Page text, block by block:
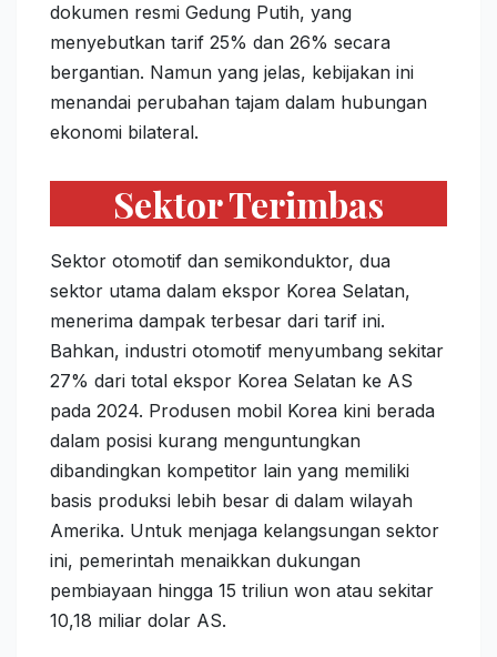
dokumen resmi Gedung Putih, yang
menyebutkan tarif 25% dan 26% secara
bergantian. Namun yang jelas, kebijakan ini
menandai perubahan tajam dalam hubungan
ekonomi bilateral.
Sektor Terimbas
Sektor otomotif dan semikonduktor, dua
sektor utama dalam ekspor Korea Selatan,
menerima dampak terbesar dari tarif ini.
Bahkan, industri otomotif menyumbang sekitar
27% dari total ekspor Korea Selatan ke AS
pada 2024. Produsen mobil Korea kini berada
dalam posisi kurang menguntungkan
dibandingkan kompetitor lain yang memiliki
basis produksi lebih besar di dalam wilayah
Amerika. Untuk menjaga kelangsungan sektor
ini, pemerintah menaikkan dukungan
pembiayaan hingga 15 triliun won atau sekitar
10,18 miliar dolar AS.